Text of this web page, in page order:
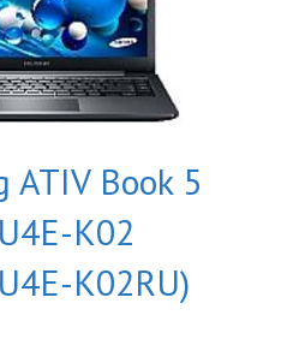
ATIV Book 5
K02
K02RU)